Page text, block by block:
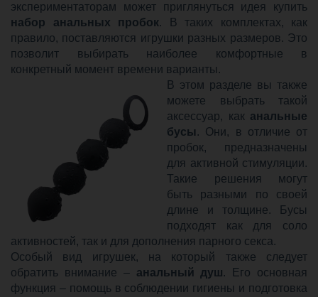
экспериментаторам может приглянуться идея купить
набор анальных пробок. В таких комплектах, как
правило, поставляются игрушки разных размеров. Это
позволит выбирать наиболее комфортные в
конкретный момент времени варианты.
В этом разделе вы также
можете выбрать такой
аксессуар, как анальные
бусы . Они, в отличие от
пробок, предназначены
для активной стимуляции.
Такие решения могут
быть разными по своей
длине и толщине. Бусы
подходят как для соло
активностей, так и для дополнения парного секса.
Особый вид игрушек, на который также следует
обратить внимание – анальный душ. Его основная
функция – помощь в соблюдении гигиены и подготовка